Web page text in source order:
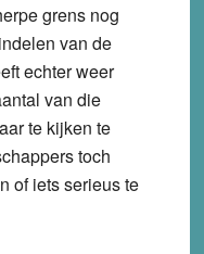
grens nog
van de
echter weer
van die
te kijken te
toch
of iets serieus te